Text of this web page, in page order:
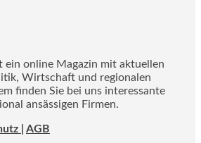
ein online Magazin mit aktuellen
Wirtschaft und regionalen
finden Sie bei uns interessante
ansässigen Firmen.
| AGB